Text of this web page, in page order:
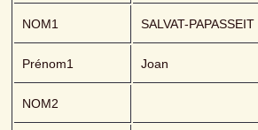
NOM1 SALVAT-PAPASSEIT
Prénom1 Joan
NOM2